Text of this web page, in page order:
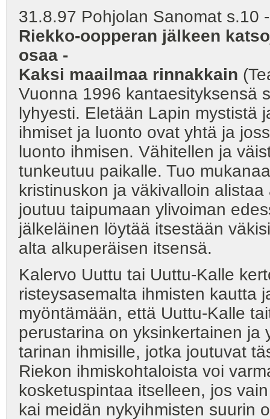
31.8.97 Pohjolan Sanomat s.10
Riekko-oopperan jälkeen
osaa -
Kaksi maailmaa rinnakkain
Vuonna 1996 kantaesityksensä
lyhyesti. Eletään Lapin mystistä
ihmiset ja luonto ovat yhtä ja
luonto ihmisen. Vähitellen ja
tunkeutuu paikalle. Tuo
kristinuskon ja väkivalloin
joutuu taipumaan ylivoiman
jälkeläinen löytää itsestään
alta alkuperäisen itsensä.
Kalervo Uuttu tai Uuttu-Kalle
risteysasemalta ihmisten kautta
myöntämään, että Uuttu-Kalle
perustarina on yksinkertainen ja
tarinan ihmisille, jotka joutuvat
Riekon ihmiskohtaloista voi
kosketuspintaa itselleen, jos
kai meidän nykyihmisten suurin